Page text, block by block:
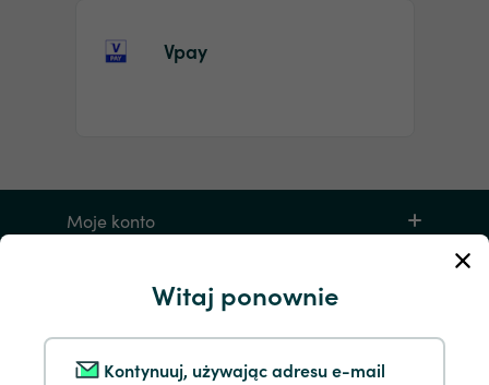
Witaj ponownie
Kontynuuj, używając adresu e-mail
Vpay
Moje konto
Serwis i pomoc
Produkty